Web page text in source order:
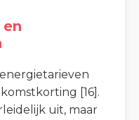
[16].
uit, maar